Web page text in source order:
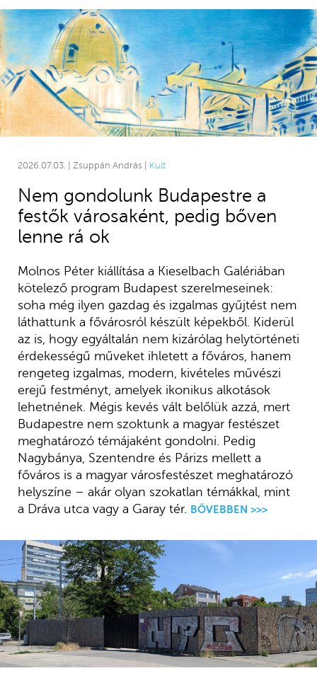
2026.07.03. | Zsuppán András | Kult
Nem gondolunk Budapestre a
festők városaként, pedig bőven
lenne rá ok
Molnos Péter kiállítása a Kieselbach Galériában
kötelező program Budapest szerelmeseinek:
soha még ilyen gazdag és izgalmas gyűjtést nem
láthattunk a fővárosról készült képekből. Kiderül
az is, hogy egyáltalán nem kizárólag helytörténeti
érdekességű műveket ihletett a főváros, hanem
rengeteg izgalmas, modern, kivételes művészi
erejű festményt, amelyek ikonikus alkotások
lehetnének. Mégis kevés vált belőlük azzá, mert
Budapestre nem szoktunk a magyar festészet
meghatározó témájaként gondolni. Pedig
Nagybánya, Szentendre és Párizs mellett a
főváros is a magyar városfestészet meghatározó
helyszíne – akár olyan szokatlan témákkal, mint
a Dráva utca vagy a Garay tér. BŐVEBBEN >>>